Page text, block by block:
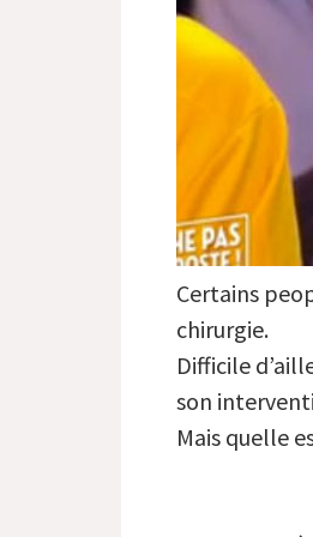
Certains
chirurgie.
Difficile
son
Mais quelle